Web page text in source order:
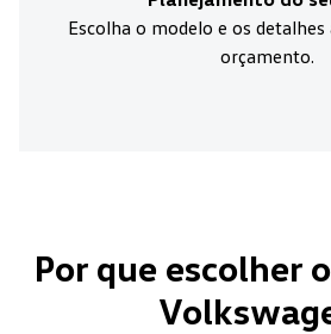
Escolha o modelo e os detalhes
orçamento.
Por que escolher